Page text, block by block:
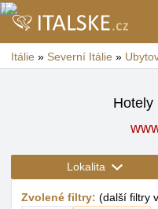
Itálie » Severní Itálie »
Hotely
Lokalita
Zvolené filtry: (další filtry